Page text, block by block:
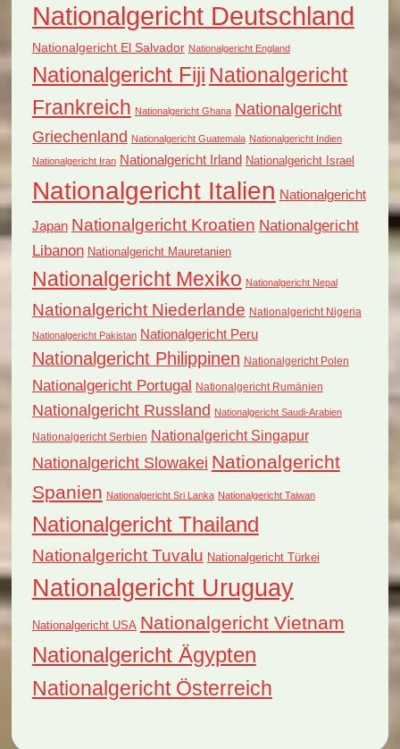
Nationalgericht Deutschland
Nationalgericht El Salvador Nationalgericht England
Nationalgericht Fiji Nationalgericht
Frankreich Nationalgericht Ghana Nationalgericht
Griechenland Nationalgericht Guatemala Nationalgericht Indien
Nationalgericht Iran Nationalgericht Irland Nationalgericht Israel
Nationalgericht Italien Nationalgericht
Japan Nationalgericht Kroatien Nationalgericht
Libanon Nationalgericht Mauretanien
Nationalgericht Mexiko Nationalgericht Nepal
Nationalgericht Niederlande Nationalgericht Nigeria
Nationalgericht Pakistan Nationalgericht Peru
Nationalgericht Philippinen Nationalgericht Polen
Nationalgericht Portugal Nationalgericht Rumänien
Nationalgericht Russland Nationalgericht Saudi-Arabien
Nationalgericht Serbien Nationalgericht Singapur
Nationalgericht Slowakei Nationalgericht
Spanien Nationalgericht Sri Lanka Nationalgericht Taiwan
Nationalgericht Thailand
Nationalgericht Tuvalu Nationalgericht Türkei
Nationalgericht Uruguay
Nationalgericht USA Nationalgericht Vietnam
Nationalgericht Ägypten
Nationalgericht Österreich